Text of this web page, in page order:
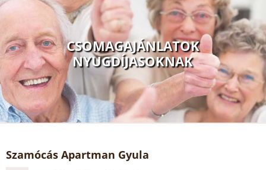
CSOMAGAJÁNLATOK
NYUGDÍJASOKNAK
Szamócás Apartman Gyula